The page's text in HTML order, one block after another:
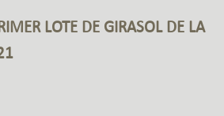
LOTE DE GIRASOL DE LA